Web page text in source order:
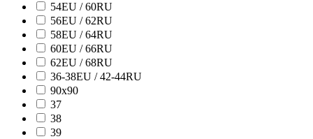
54EU / 60RU
56EU / 62RU
58EU / 64RU
60EU / 66RU
62EU / 68RU
36-38EU / 42-44RU
90х90
37
38
39